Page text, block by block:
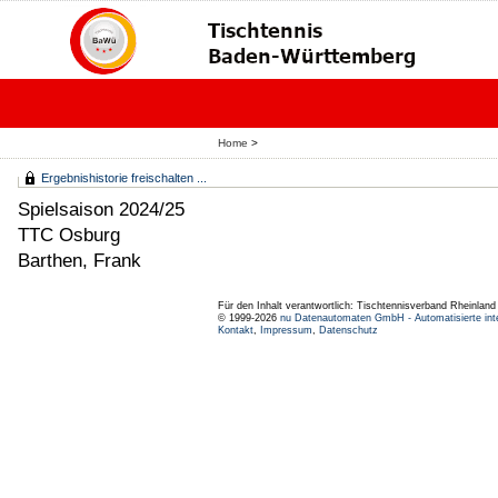
Home >
Ergebnishistorie freischalten ...
Spielsaison 2024/25
TTC Osburg
Barthen, Frank
Für den Inhalt verantwortlich: Tischtennisverband Rheinland
© 1999-2026 nu Datenautomaten GmbH - Automatisierte
Kontakt, Impressum, Datenschutz